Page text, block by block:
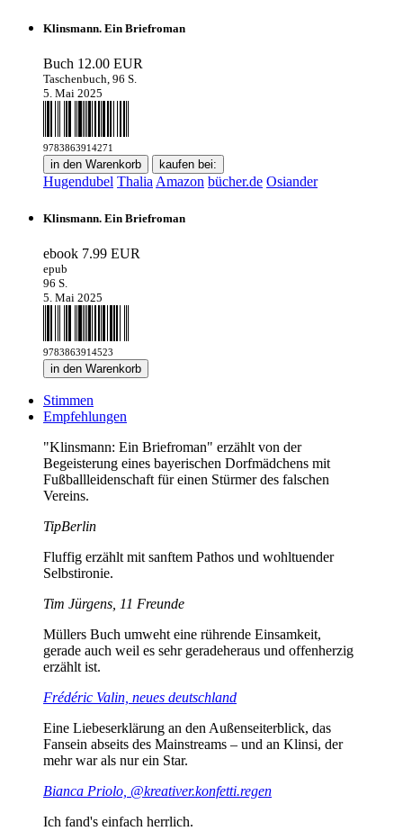
Klinsmann. Ein Briefroman
Buch 12.00 EUR
Taschenbuch, 96 S.
5. Mai 2025
9783863914271
in den Warenkorb kaufen bei:
Hugendubel Thalia Amazon bücher.de Osiander
Klinsmann. Ein Briefroman
ebook 7.99 EUR
epub
96 S.
5. Mai 2025
9783863914523
in den Warenkorb
Stimmen
Empfehlungen
"Klinsmann: Ein Briefroman" erzählt von der
Begeisterung eines bayerischen Dorfmädchens mit
Fußballleidenschaft für einen Stürmer des falschen
Vereins.
TipBerlin
Fluffig erzählt mit sanftem Pathos und wohltuender
Selbstironie.
Tim Jürgens, 11 Freunde
Müllers Buch umweht eine rührende Einsamkeit,
gerade auch weil es sehr geradeheraus und offenherzig
erzählt ist.
Frédéric Valin, neues deutschland
Eine Liebeserklärung an den Außenseiterblick, das
Fansein abseits des Mainstreams – und an Klinsi, der
mehr war als nur ein Star.
Bianca Priolo, @kreativer.konfetti.regen
Ich fand's einfach herrlich.